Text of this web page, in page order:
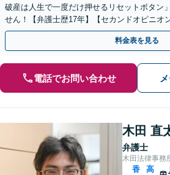
破産は人生で一度だけ押せるリセットボタン
せん！【弁護士歴17年】【セカンドオピニオ
あり」「ギャンブル依存の債務整理に精通」
料金表を見る
電話でお問い合わせ
木田 直
弁護士
木田法律事務
香
高